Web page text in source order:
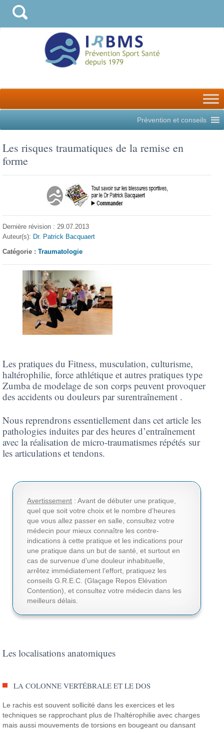
Prévention et conseils
Les risques traumatiques de la remise en
forme
Dernière révision : 29.07.2013
Auteur(s): Dr. Patrick Bacquaert
Catégorie :Traumatologie
Les pratiques du Fitness, musculation, culturisme,
haltérophilie, force athlétique et autres pratiques type
Zumba de modelage de son corps peuvent provoquer
des accidents ou douleurs par surentraînement .
Nous reprendrons essentiellement dans cet article les
pathologies induites par des heures d’entraînement
avec la réalisation de micro-traumatismes répétés sur
les articulations et tendons.
Avertissement : Avant de débuter une pratique,
quel que soit votre choix et le nombre d’heures
que vous allez passer en salle, consultez votre
médecin pour mieux connaître les contre-
indications à cette pratique et les indications pour
une pratique dans un but de santé, et surtout en
cas de survenue d’une douleur inhabituelle,
arrêtez immédiatement l’effort, pratiquez les
conseils G.R.E.C. (Glaçage Repos Elévation
Contention), et consultez votre médecin dans les
meilleurs délais.
Les localisations anatomiques
LA COLONNE VERTÉBRALE ET LE DOS
Le rachis est souvent sollicité dans les exercices et les
techniques se rapprochant plus de l’haltérophilie avec charges
mais aussi mouvements de torsions en bougeant ou dansant